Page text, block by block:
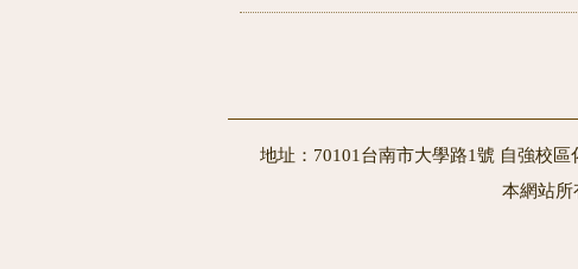
地址：70101台南市大學路1號 自強校
本網站所